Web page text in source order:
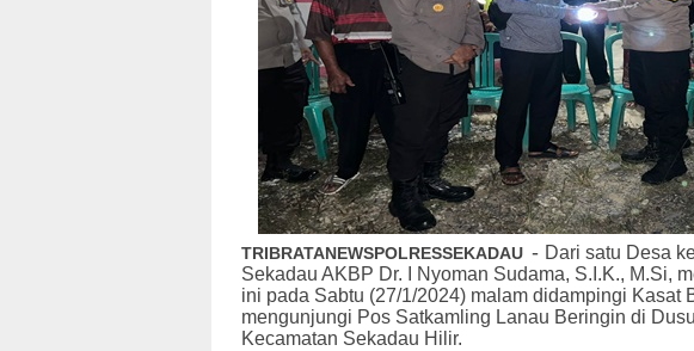
TRIBRATANEWSPOLRESSEKADAU - Dari satu Desa
Sekadau AKBP Dr. I Nyoman Sudama, S.I.K., M.Si,
ini pada Sabtu (27/1/2024) malam didampingi Kasat
mengunjungi Pos Satkamling Lanau Beringin di
Kecamatan Sekadau Hilir.